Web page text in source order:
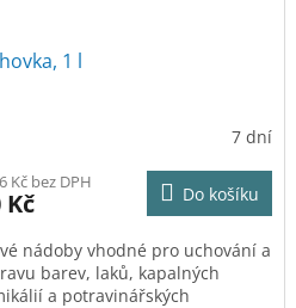
1 l
7 dní
Kč bez DPH
Kč Do košíku
nádoby vhodné pro uchování a
barev, laků, kapalných
a potravinářských